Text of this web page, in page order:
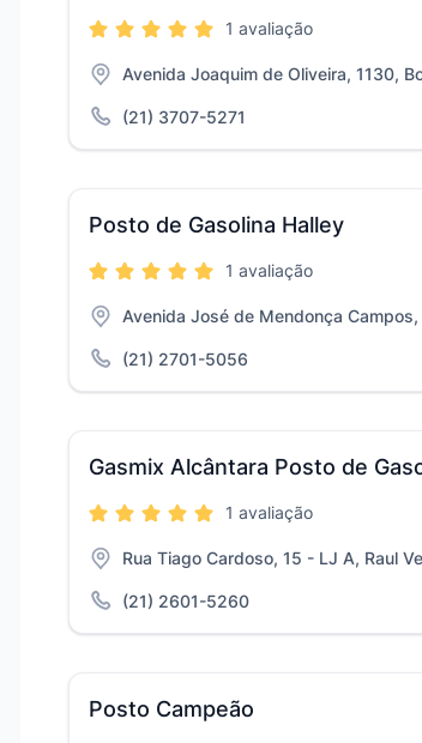
1 avaliação
Avenida Joaquim de Oliveira, 1130,
(21) 3707-5271
Posto de Gasolina Halley
1 avaliação
Avenida José de Mendonça
(21) 2701-5056
Gasmix Alcântara Posto de
1 avaliação
Rua Tiago Cardoso, 15 - LJ A, Raul
(21) 2601-5260
Posto Campeão